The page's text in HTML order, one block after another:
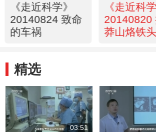
《走近科学》
20140824 致命
的车祸
《走近科学
20140820
莽山烙铁头
精选
03:51